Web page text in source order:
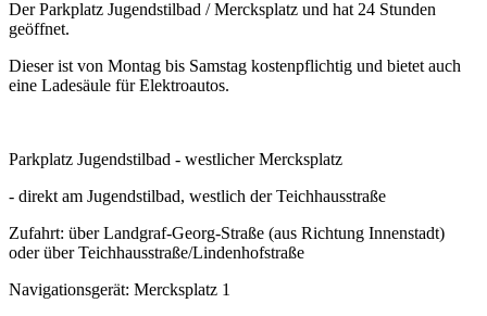
Der Parkplatz Jugendstilbad / Mercksplatz und hat 24 Stunden
geöffnet.
Dieser ist von Montag bis Samstag kostenpflichtig und bietet auch
eine Ladesäule für Elektroautos.
Parkplatz Jugendstilbad - westlicher Mercksplatz
- direkt am Jugendstilbad, westlich der Teichhausstraße
Zufahrt: über Landgraf-Georg-Straße (aus Richtung Innenstadt)
oder über Teichhausstraße/Lindenhofstraße
Navigationsgerät: Mercksplatz 1